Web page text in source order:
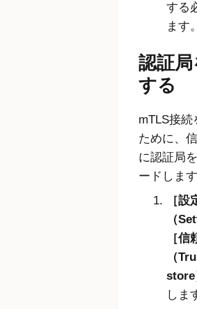
する
ます
認証局
する
mTLS接続
ために、
に認証局
ードしま
設
（
信
（
store
しま